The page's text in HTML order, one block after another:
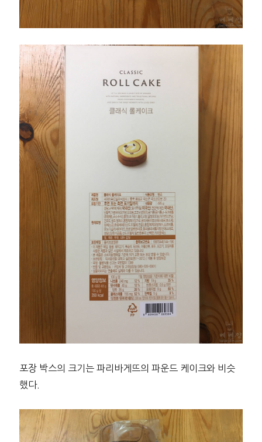
포장 박스의 크기는 파리바게뜨의 파운드 케이크와 비슷
했다.